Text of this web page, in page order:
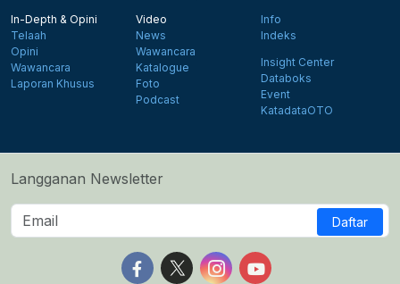
In-Depth & Opini
Telaah
Opini
Wawancara
Laporan Khusus
Video
News
Wawancara
Katalogue
Foto
Podcast
Info
Indeks
Insight Center
Databoks
Event
KatadataOTO
Langganan Newsletter
Daftar
Follow us on Facebook
Follow us on X
Follow us on Instagram
Follow us on